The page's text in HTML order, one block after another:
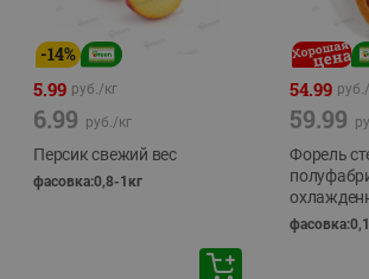
-14%
5.99 руб./кг
6.99 руб./кг
Персик свежий вес
фасовка:0,8-1кг
54.99 руб./
59.99
Форель